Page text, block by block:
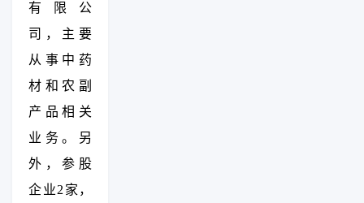
有限公
司，主要
从事中药
材和农副
产品相关
业务。另
外，参股
企业2家，